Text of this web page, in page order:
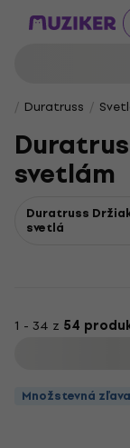
Duratruss
svetlám
Duratruss
svetlá
1 - 34 z 54
Množstevná zľava